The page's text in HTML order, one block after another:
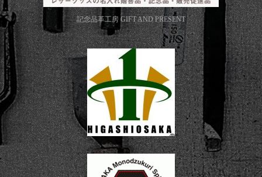
記念品革工房 GIFT AND PRESENT